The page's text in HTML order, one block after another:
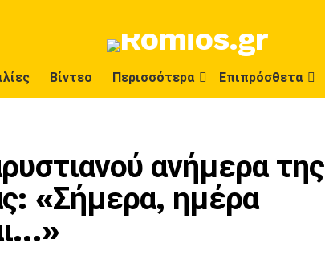
Βίντεο Περισσότερα Επιπρόσθετα
ανήμερα της
«Σήμερα, ημέρα